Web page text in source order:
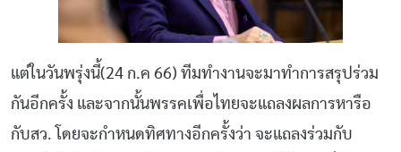
แต่ในวันพรุ่งนี้(24 ก.ค 66) ทีมทำงานจะมาทำการสรุปร่วม
กันอีกครั้ง และจากนั้นพรรคเพื่อไทยจะแถลงผลการหารือ
กับสว. โดยจะกำหนดทิศทางอีกครั้งว่า จะแถลงร่วมกับ